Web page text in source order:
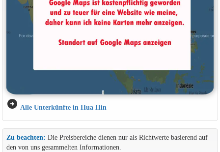
arrow_circle_right Alle Unterkünfte in Hua Hin
Zu beachten: Die Preisbereiche dienen nur als Richtwerte basierend auf
den von uns gesammelten Informationen.